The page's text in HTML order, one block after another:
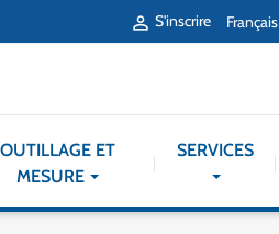
 S'inscrire Français
OUTILLAGE ET
MESURE
SERVICES